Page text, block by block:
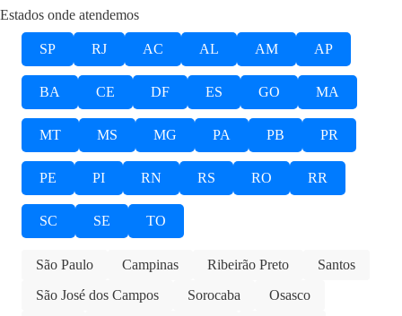
Estados onde atendemos
SP RJ AC AL AM AP
BA CE DF ES GO MA
MT MS MG PA PB PR
PE PI RN RS RO RR
SC SE TO
São Paulo Campinas Ribeirão Preto
Santos
São José dos Campos
Sorocaba
Osasco